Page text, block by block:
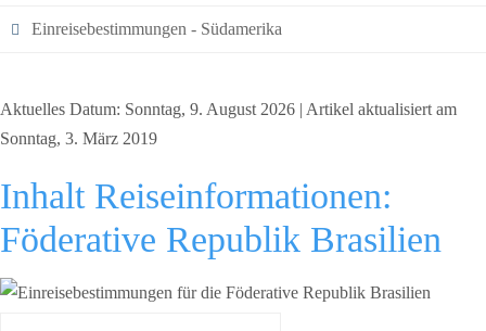
Einreisebestimmungen - Südamerika
Aktuelles Datum: Sonntag, 9. August 2026 | Artikel aktualisiert am
Sonntag, 3. März 2019
Inhalt Reiseinformationen:
Föderative Republik Brasilien